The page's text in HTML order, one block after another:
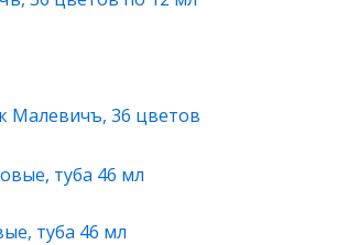
Малевичъ, 36 цветов
туба 46 мл